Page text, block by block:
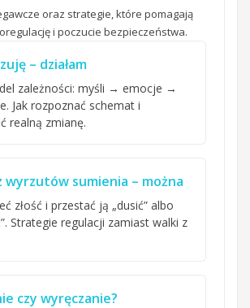
oraz strategie, które pomagają
i poczucie bezpieczeństwa.
– działam
zależności: myśli → emocje →
Jak rozpoznać schemat i
realną zmianę.
wyrzutów sumienia – można
złość i przestać ją „dusić” albo
Strategie regulacji zamiast walki z
czy wyręczanie?